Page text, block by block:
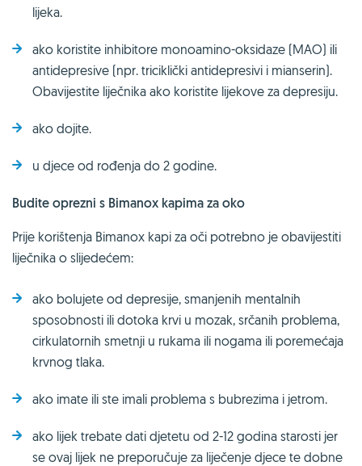
lijeka.
ako koristite inhibitore monoamino-oksidaze (MAO) ili
antidepresive (npr. triciklički antidepresivi i mianserin).
Obavijestite liječnika ako koristite lijekove za depresiju.
ako dojite.
u djece od rođenja do 2 godine.
Budite oprezni s Bimanox kapima za oko
Prije korištenja Bimanox kapi za oči potrebno je obavijestiti
liječnika o slijedećem:
ako bolujete od depresije, smanjenih mentalnih
sposobnosti ili dotoka krvi u mozak, srčanih problema,
cirkulatornih smetnji u rukama ili nogama ili poremećaja
krvnog tlaka.
ako imate ili ste imali problema s bubrezima i jetrom.
ako lijek trebate dati djetetu od 2-12 godina starosti jer
se ovaj lijek ne preporučuje za liječenje djece te dobne